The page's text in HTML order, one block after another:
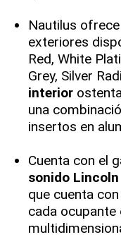
Nautilus
exteriores
Red, White
Grey, Silver
interior
una
insertos en
Cuenta con el
sonido Lincoln
que cuenta
cada ocupante